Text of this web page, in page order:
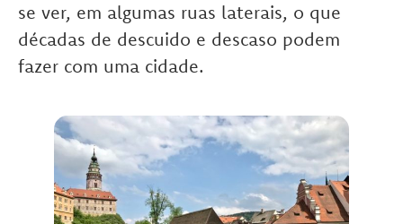
se ver, em algumas ruas laterais, o que
décadas de descuido e descaso podem
fazer com uma cidade.